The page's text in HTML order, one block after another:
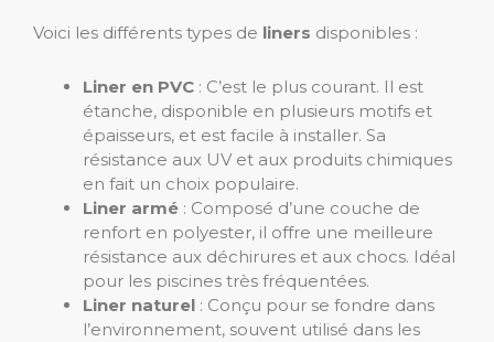
Voici les différents types de liners disponibles :
Liner en PVC : C’est le plus courant. Il est
étanche, disponible en plusieurs motifs et
épaisseurs, et est facile à installer. Sa
résistance aux UV et aux produits chimiques
en fait un choix populaire.
Liner armé : Composé d’une couche de
renfort en polyester, il offre une meilleure
résistance aux déchirures et aux chocs. Idéal
pour les piscines très fréquentées.
Liner naturel : Conçu pour se fondre dans
l’environnement, souvent utilisé dans les